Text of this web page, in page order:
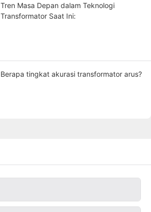
Tren Masa Depan dalam Teknologi
Transformator Saat Ini:
Berapa tingkat akurasi transformator arus?